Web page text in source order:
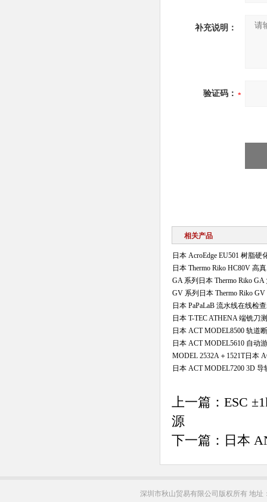
补充说明：
验证码：
相关产品
日本 AcroEdge EU501 树脂硬
日本 Thermo Riko HC80V 高
GA 系列日本 Thermo Riko
GV 系列日本 Thermo Riko
日本 PaPaLaB 流水线在线检
日本 T-TEC ATHENA 端铣刀
日本 ACT MODEL8500 轨道
日本 ACT MODEL5610 自动
MODEL 2532A＋1521T日本
日本 ACT MODEL7200 3D
上一篇： ESC
源
下一篇： 日本
深圳市秋山贸易有限公司版权所有 地址